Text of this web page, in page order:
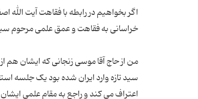
اگر بخواهیم در رابطه با فقاهت آیت الله
من از حاج آقا موسی زنجانی که ایشان هم
سید تازه وارد ایران شده بود یک جلسه